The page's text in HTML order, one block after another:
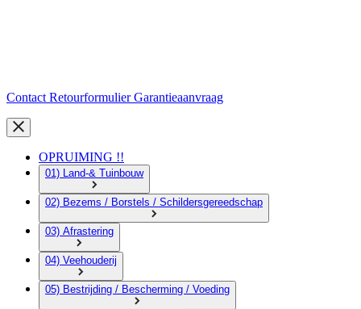
Contact RetourformulierGarantieaanvraag
OPRUIMING !!
01) Land-& Tuinbouw
02) Bezems / Borstels / Schildersgereedschap
03) Afrastering
04) Veehouderij
05) Bestrijding / Bescherming / Voeding